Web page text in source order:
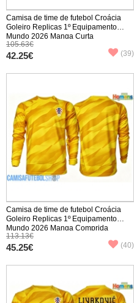
Camisa de time de futebol Croácia
Goleiro Replicas 1º Equipamento
Mundo 2026 Manga Curta
105.63€
42.25€ (39)
Camisa de time de futebol Croácia
Goleiro Replicas 1º Equipamento
Mundo 2026 Manga Comprida
113.13€
45.25€ (40)